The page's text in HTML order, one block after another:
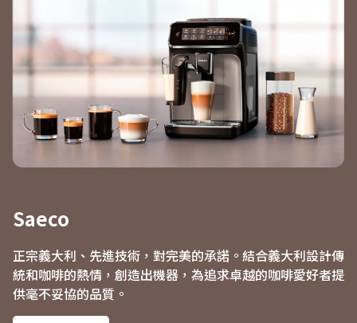
Saeco
正宗義大利、先進技術，對完美的承諾。結合義大利設計傳
統和咖啡的熱情，創造出機器，為追求卓越的咖啡愛好者提
供毫不妥協的品質。